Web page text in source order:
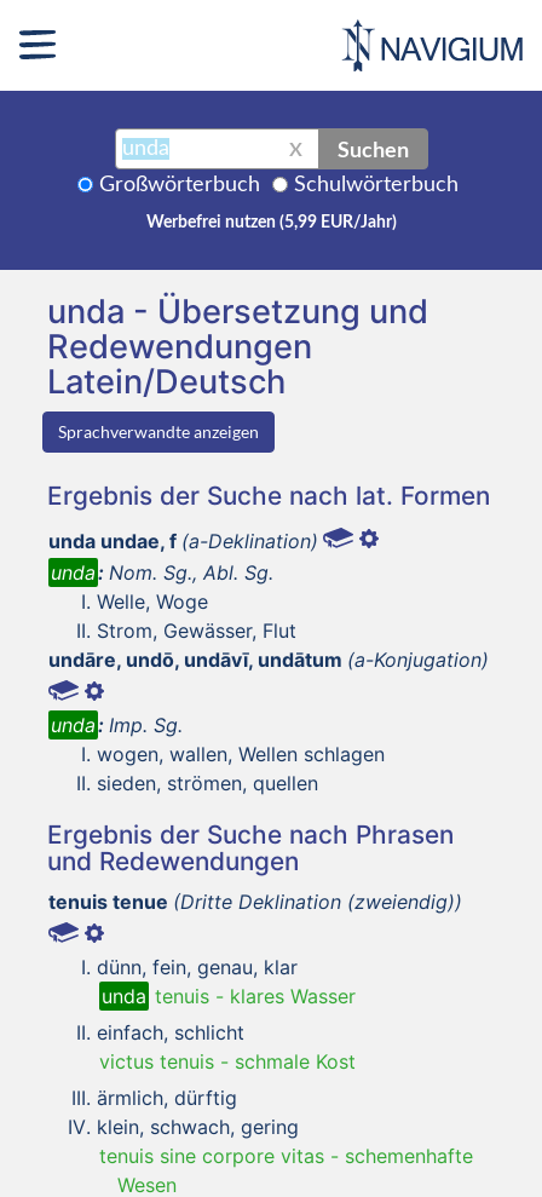
X Suchen
Großwörterbuch Schulwörterbuch
Werbefrei nutzen (5,99 EUR/Jahr)
unda - Übersetzung und
Redewendungen
Latein/Deutsch
Sprachverwandte anzeigen
Ergebnis der Suche nach lat. Formen
unda undae, f (a-Deklination)
unda: Nom. Sg., Abl. Sg.
Welle, Woge
Strom, Gewässer, Flut
undāre, undō, undāvī, undātum (a-Konjugation)
unda: Imp. Sg.
wogen, wallen, Wellen schlagen
sieden, strömen, quellen
Ergebnis der Suche nach Phrasen
und Redewendungen
tenuis tenue (Dritte Deklination (zweiendig))
dünn, fein, genau, klar
unda tenuis - klares Wasser
einfach, schlicht
victus tenuis - schmale Kost
ärmlich, dürftig
klein, schwach, gering
tenuis sine corpore vitas - schemenhafte
Wesen